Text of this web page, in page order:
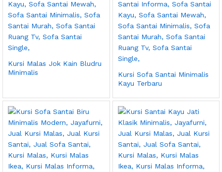
Kursi Malas Jok Kain Bludru
Minimalis
Kursi Sofa Santai Minimalis
Kayu Terbaru